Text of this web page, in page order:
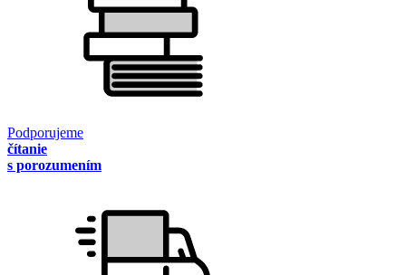
Podporujeme
čítanie
s porozumením